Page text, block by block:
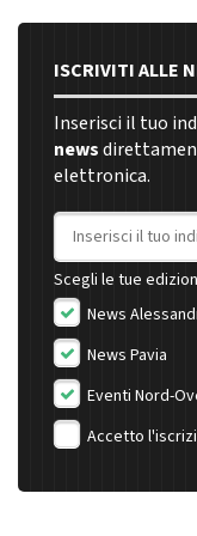
ISCRIVITI ALLE
Inserisci il tuo
news
elettronica.
Indirizzo email
Scegli le tue
News
News Pavia
Eventi Nord-
Accetto